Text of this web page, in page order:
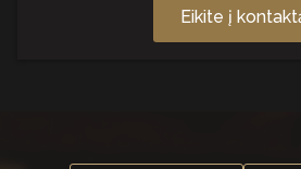
Eikite į